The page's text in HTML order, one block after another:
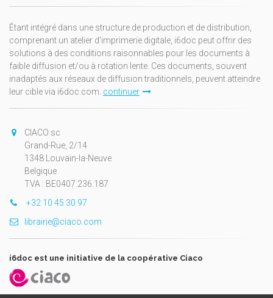
Étant intégré dans une structure de production et de distribution,
comprenant un atelier d'imprimerie digitale, i6doc peut offrir des
solutions à des conditions raisonnables pour les documents à
faible diffusion et/ou à rotation lente. Ces documents, souvent
inadaptés aux réseaux de diffusion traditionnels, peuvent atteindre
leur cible via i6doc.com. continuer
CIACO sc
Grand-Rue, 2/14
1348 Louvain-la-Neuve
Belgique
TVA : BE0407.236.187
+32 10 45 30 97
librairie@ciaco.com
i6doc est une initiative de la coopérative Ciaco